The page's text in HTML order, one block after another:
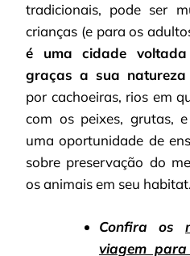
tradicionais, pode ser
crianças (e para os
é uma cidade
graças a sua natureza
por cachoeiras, rios em
com os peixes, grutas,
uma oportunidade de
sobre preservação do
os animais em seu habitat.
Confira os
viagem